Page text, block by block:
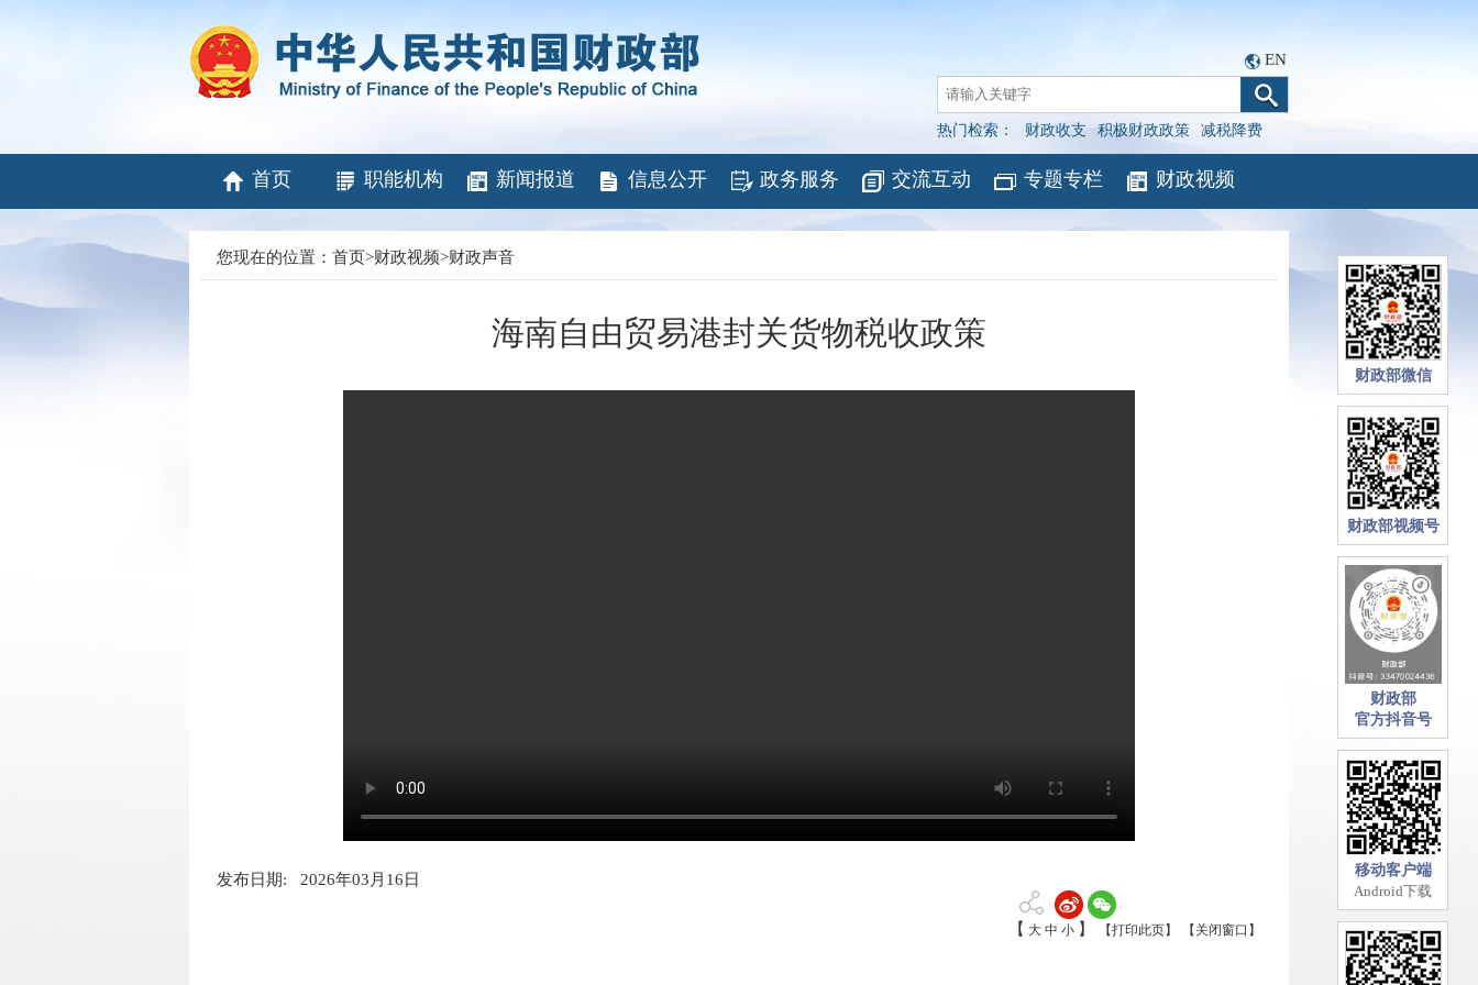
EN
热门检索： 财政收支 积极财政政策 减税降费
首页 职能机构 新闻报道 信息公开 政务服务 交流互动 专题专栏 财政视频
您现在的位置： 首页>财政视频>财政声音
海南自由贸易港封关货物税收政策
发布日期: 2026年03月16日
【 大 中 小 】 【打印此页】 【关闭窗口】
财政部微信
财政部视频号
财政部
官方抖音号
移动客户端
Android下载